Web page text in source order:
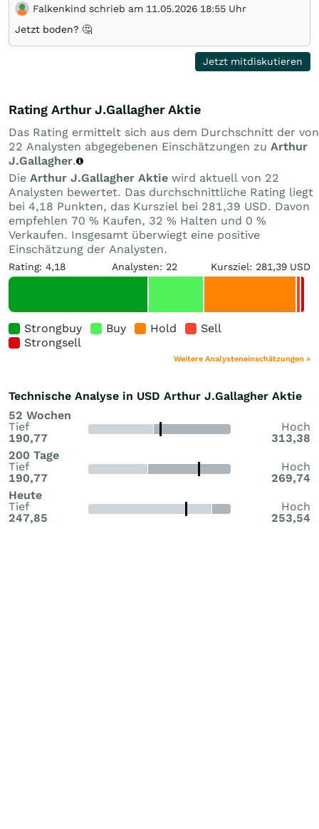
Falkenkind schrieb am 11.05.2026 18:55 Uhr
Jetzt boden? 🤔
Jetzt mitdiskutieren
Rating Arthur J.Gallagher Aktie
Das Rating ermittelt sich aus dem Durchschnitt der von
22 Analysten abgegebenen Einschätzungen zu Arthur
J.Gallagher.
Die Arthur J.Gallagher Aktie wird aktuell von 22
Analysten bewertet. Das durchschnittliche Rating liegt
bei 4,18 Punkten, das Kursziel bei 281,39 USD. Davon
empfehlen 70 % Kaufen, 32 % Halten und 0 %
Verkaufen. Insgesamt überwiegt eine positive
Einschätzung der Analysten.
Rating: 4,18 Analysten: 22 Kursziel: 281,39 USD
Strongbuy Buy Hold
Sell
Strongsell
Weitere Analysteneinschätzungen »
Technische Analyse in USD Arthur J.Gallagher Aktie
52 Wochen
Tief
190,77
Hoch
313,38
200 Tage
Tief
190,77
Hoch
269,74
Heute
Tief
247,85
Hoch
253,54